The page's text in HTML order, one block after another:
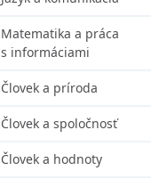
Matematika a práca
s informáciami
Človek a príroda
Človek a spoločnosť
Človek a hodnoty